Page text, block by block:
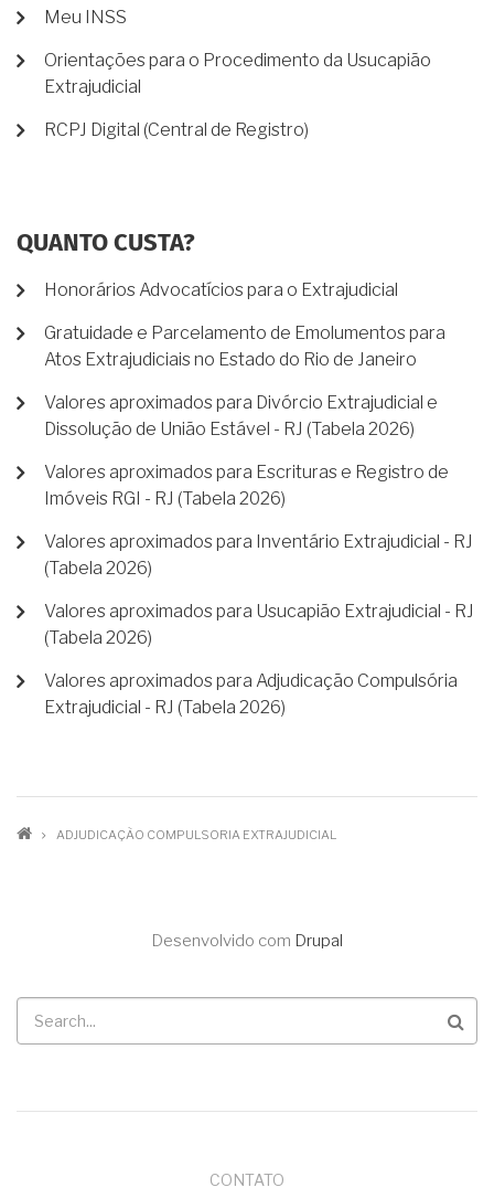
Meu INSS
Orientações para o Procedimento da Usucapião
Extrajudicial
RCPJ Digital (Central de Registro)
QUANTO CUSTA?
Honorários Advocatícios para o Extrajudicial
Gratuidade e Parcelamento de Emolumentos para
Atos Extrajudiciais no Estado do Rio de Janeiro
Valores aproximados para Divórcio Extrajudicial e
Dissolução de União Estável - RJ (Tabela 2026)
Valores aproximados para Escrituras e Registro de
Imóveis RGI - RJ (Tabela 2026)
Valores aproximados para Inventário Extrajudicial - RJ
(Tabela 2026)
Valores aproximados para Usucapião Extrajudicial - RJ
(Tabela 2026)
Valores aproximados para Adjudicação Compulsória
Extrajudicial - RJ (Tabela 2026)
TRILHA
NAVEGAÇÃO
ADJUDICAÇÃO COMPULSORIA EXTRAJUDICIAL
Desenvolvido com Drupal
CONTATO